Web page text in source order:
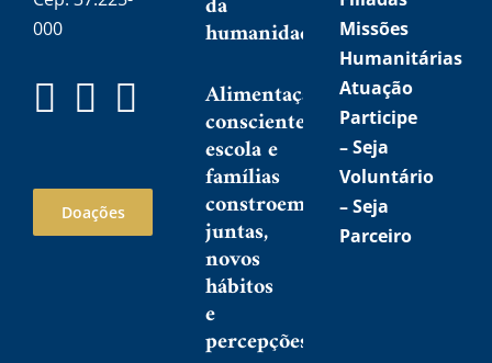
000
Doações
humanidade
Alimentação
consciente:
escola e
famílias
constroem,
juntas,
novos
hábitos
e
percepções
Missões
Humanitárias
Atuação
Participe
–Seja
Voluntário
–Seja
Parceiro